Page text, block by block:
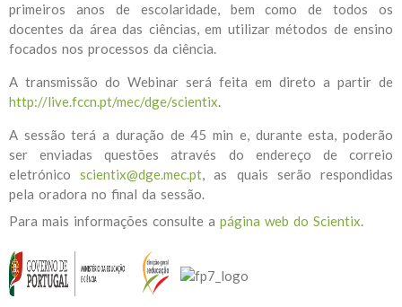
primeiros anos de escolaridade, bem como de todos os
docentes da área das ciências, em utilizar métodos de ensino
focados nos processos da ciência.
A transmissão do Webinar será feita em direto a partir de
http://live.fccn.pt/mec/dge/scientix.
A sessão terá a duração de 45 min e, durante esta, poderão
ser enviadas questões através do endereço de correio
eletrónicoscientix@dge.mec.pt, as quais serão respondidas
pela oradora no final da sessão.
Para mais informações consulte a página web do Scientix.